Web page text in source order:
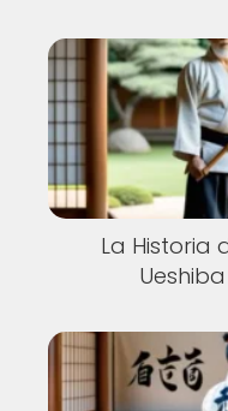
La Historia